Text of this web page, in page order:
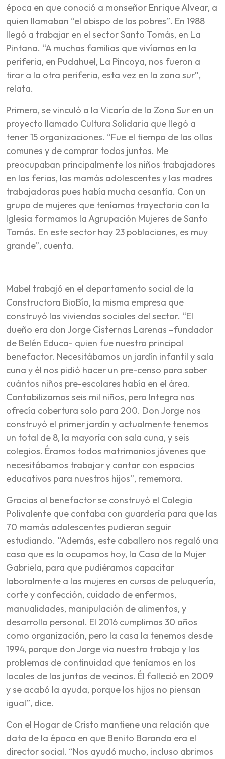
época en que conoció a monseñor Enrique Alvear, a
quien llamaban “el obispo de los pobres”. En 1988
llegó a trabajar en el sector Santo Tomás, en La
Pintana. “A muchas familias que vivíamos en la
periferia, en Pudahuel, La Pincoya, nos fueron a
tirar a la otra periferia, esta vez en la zona sur”,
relata.
Primero, se vinculó a la Vicaría de la Zona Sur en un
proyecto llamado Cultura Solidaria que llegó a
tener 15 organizaciones. “Fue el tiempo de las ollas
comunes y de comprar todos juntos. Me
preocupaban principalmente los niños trabajadores
en las ferias, las mamás adolescentes y las madres
trabajadoras pues había mucha cesantía. Con un
grupo de mujeres que teníamos trayectoria con la
Iglesia formamos la Agrupación Mujeres de Santo
Tomás. En este sector hay 23 poblaciones, es muy
grande”, cuenta.
Mabel trabajó en el departamento social de la
Constructora BioBío, la misma empresa que
construyó las viviendas sociales del sector. “El
dueño era don Jorge Cisternas Larenas –fundador
de Belén Educa- quien fue nuestro principal
benefactor. Necesitábamos un jardín infantil y sala
cuna y él nos pidió hacer un pre-censo para saber
cuántos niños pre-escolares había en el área.
Contabilizamos seis mil niños, pero Integra nos
ofrecía cobertura solo para 200. Don Jorge nos
construyó el primer jardín y actualmente tenemos
un total de 8, la mayoría con sala cuna, y seis
colegios. Éramos todos matrimonios jóvenes que
necesitábamos trabajar y contar con espacios
educativos para nuestros hijos”, rememora.
Gracias al benefactor se construyó el Colegio
Polivalente que contaba con guardería para que las
70 mamás adolescentes pudieran seguir
estudiando. “Además, este caballero nos regaló una
casa que es la ocupamos hoy, la Casa de la Mujer
Gabriela, para que pudiéramos capacitar
laboralmente a las mujeres en cursos de peluquería,
corte y confección, cuidado de enfermos,
manualidades, manipulación de alimentos, y
desarrollo personal. El 2016 cumplimos 30 años
como organización, pero la casa la tenemos desde
1994, porque don Jorge vio nuestro trabajo y los
problemas de continuidad que teníamos en los
locales de las juntas de vecinos. Él falleció en 2009
y se acabó la ayuda, porque los hijos no piensan
igual”, dice.
Con el Hogar de Cristo mantiene una relación que
data de la época en que Benito Baranda era el
director social. “Nos ayudó mucho, incluso abrimos